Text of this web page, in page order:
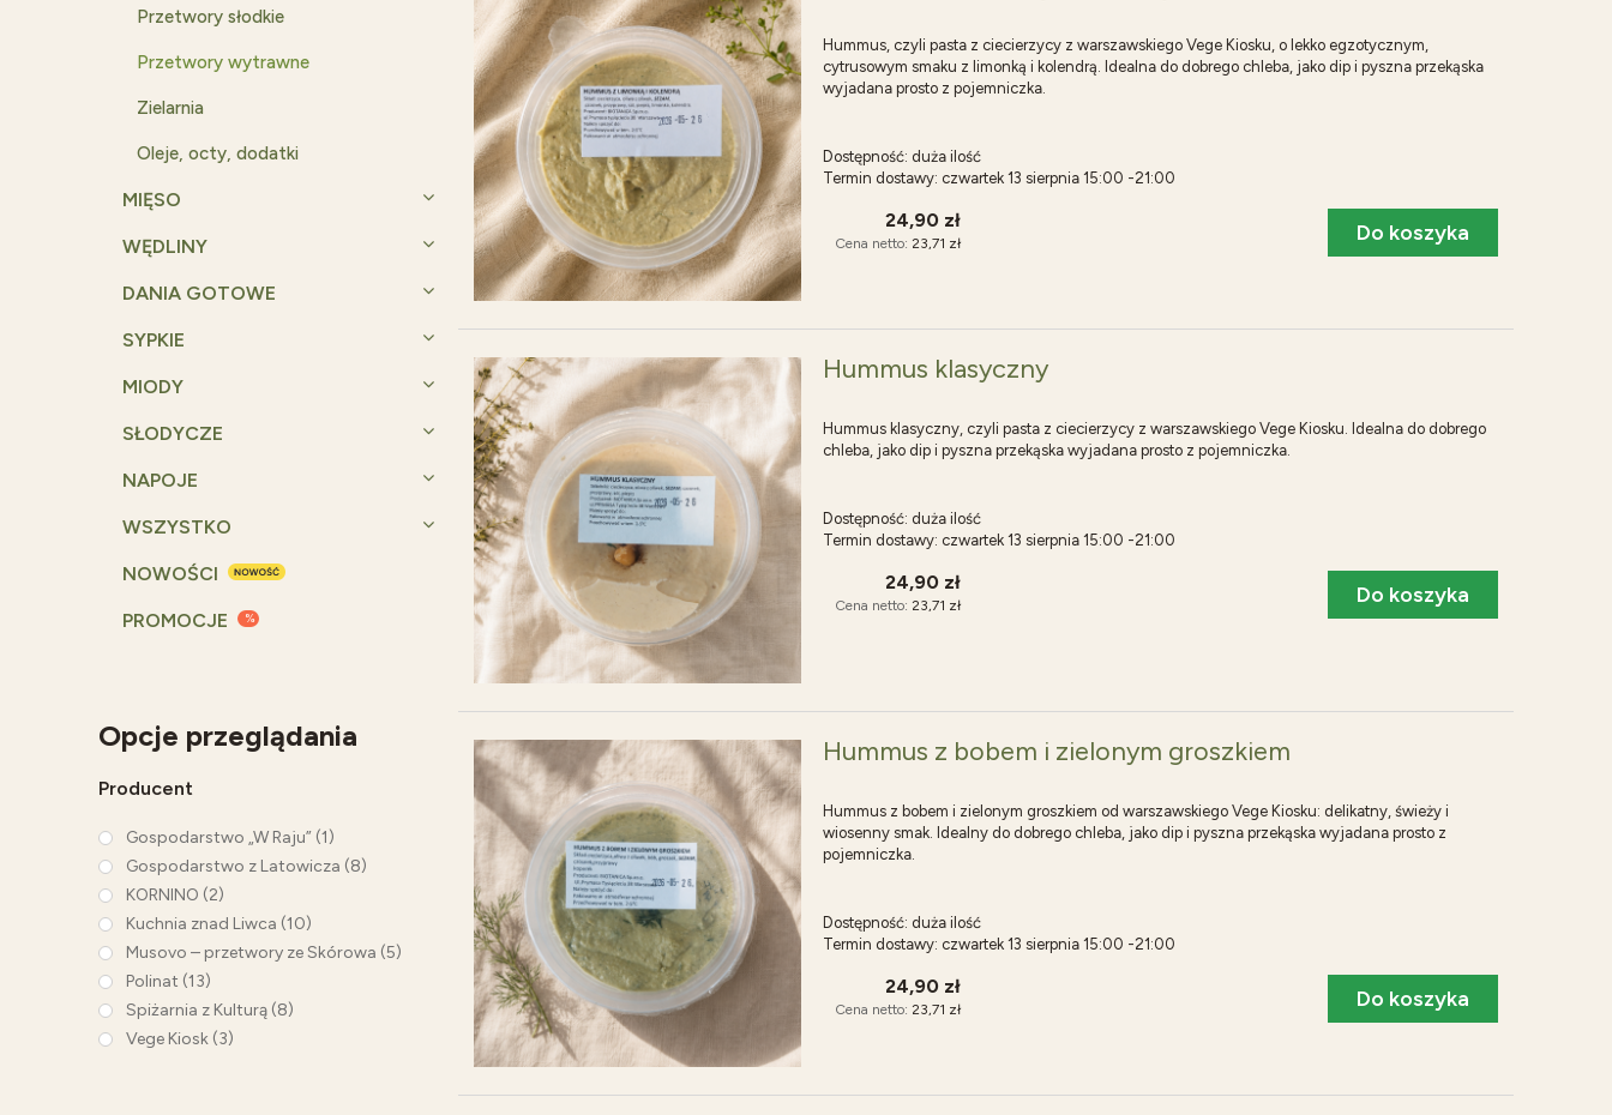
Przetwory słodkie
Przetwory wytrawne
Zielarnia
Oleje, octy, dodatki
MIĘSO
WĘDLINY
DANIA GOTOWE
SYPKIE
MIODY
SŁODYCZE
NAPOJE
WSZYSTKO
NOWOŚCI
PROMOCJE
Opcje przeglądania
Producent
Gospodarstwo „W Raju” (1)
Gospodarstwo z Latowicza (8)
KORNINO (2)
Kuchnia znad Liwca (10)
Musovo – przetwory ze Skórowa (5)
Polinat (13)
Spiżarnia z Kulturą (8)
Vege Kiosk (3)
Hummus, czyli pasta z ciecierzycy z warszawskiego Vege Kiosku, o lekko egzotycznym,
cytrusowym smaku z limonką i kolendrą. Idealna do dobrego chleba, jako dip i pyszna przekąska
wyjadana prosto z pojemniczka.
Dostępność: duża ilość
Termin dostawy: czwartek 13 sierpnia 15:00 -21:00
24,90 zł
Cena netto: 23,71 zł Do koszyka
Hummus klasyczny
Hummus klasyczny, czyli pasta z ciecierzycy z warszawskiego Vege Kiosku. Idealna do dobrego
chleba, jako dip i pyszna przekąska wyjadana prosto z pojemniczka.
Dostępność: duża ilość
Termin dostawy: czwartek 13 sierpnia 15:00 -21:00
24,90 zł
Cena netto: 23,71 zł Do koszyka
Hummus z bobem i zielonym groszkiem
Hummus z bobem i zielonym groszkiem od warszawskiego Vege Kiosku: delikatny, świeży i
wiosenny smak. Idealny do dobrego chleba, jako dip i pyszna przekąska wyjadana prosto z
pojemniczka.
Dostępność: duża ilość
Termin dostawy: czwartek 13 sierpnia 15:00 -21:00
24,90 zł
Cena netto: 23,71 zł Do koszyka